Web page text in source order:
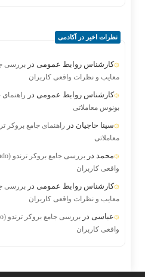
نظرات اخیر در آکادمی
کارشناس روابط عمومی در
معایب و نظرات واقعی کاربران
کارشناس روابط عمومی در
بونوس معاملاتی
سینا حاجیان در راهنمای جامع بروکر
معاملاتی
محمد در
واقعی کاربران
کارشناس روابط عمومی در
معایب و نظرات واقعی کاربران
عباسی در
واقعی کاربران